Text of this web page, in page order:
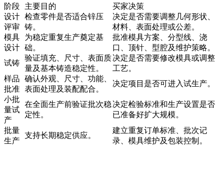
阶段 主要目的
买家决策
设计
评审
检查零件是否适合锌压
铸。
决定是否需要调整几何形状、
材料、表面处理或公差。
模具
设计
为稳定重复生产奠定基
础。
批准模具方案、分型线、浇
口、顶针、型腔及维护策略。
试铸
验证填充、尺寸、表面质
量及基本铸造稳定性。
决定是否需要修改模具或调整
工艺。
样品
批准
确认外观、尺寸、功能、
表面处理及装配配合。
决定项目是否可进入试生产。
小批
量试
产
在全面生产前验证批次稳
定性。
决定检验标准和生产设置是否
已准备好扩大规模。
批量
生产
支持长期稳定供应。
建立重复订单标准、批次记
录、模具维护及包装控制。